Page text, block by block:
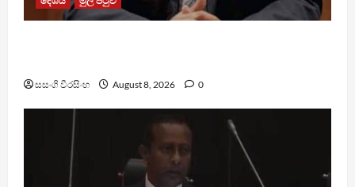
සසංගි වීරසිංහ August 8, 2026 0